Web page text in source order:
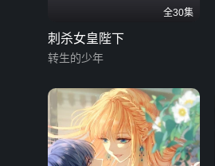
全30集
刺杀女皇陛下
转生的少年